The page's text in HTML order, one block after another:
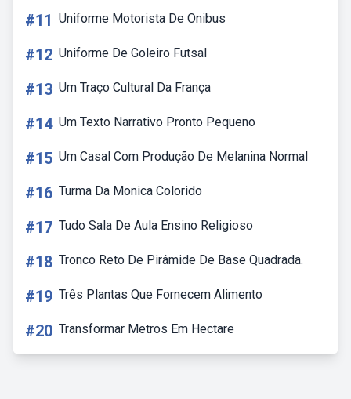
#11 Uniforme Motorista De Onibus
#12 Uniforme De Goleiro Futsal
#13 Um Traço Cultural Da França
#14 Um Texto Narrativo Pronto Pequeno
#15 Um Casal Com Produção De Melanina Normal
#16 Turma Da Monica Colorido
#17 Tudo Sala De Aula Ensino Religioso
#18 Tronco Reto De Pirâmide De Base Quadrada.
#19 Três Plantas Que Fornecem Alimento
#20 Transformar Metros Em Hectare